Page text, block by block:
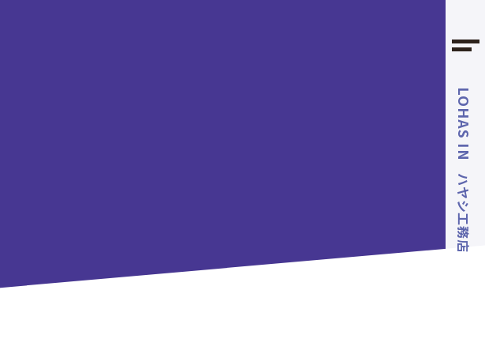
LOHAS IN
ハヤシ工務店